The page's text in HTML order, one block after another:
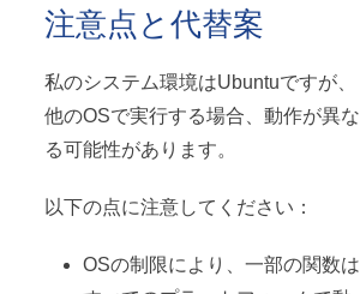
注意点と代替案
私のシステム環境はUbuntuですが、
他のOSで実行する場合、動作が異な
る可能性があります。
以下の点に注意してください：
OSの制限により、一部の関数は